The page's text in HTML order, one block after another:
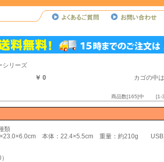
シリーズ
￥ 0
カゴの中
商品数[165]中 [1-
類
本体：22.4×5.5cm 重量：約210g USB